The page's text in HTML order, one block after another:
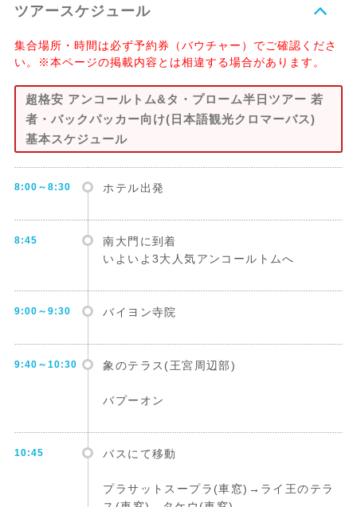
ツアースケジュール
集合場所・時間は必ず予約券（バウチャー）でご確認くださ
い。※本ページの掲載内容とは相違する場合があります。
超格安 アンコールトム&タ・プローム半日ツアー 若
者・バックパッカー向け(日本語観光クロマーバス)
基本スケジュール
8:00～8:30 ホテル出発
8:45
南大門に到着
いよいよ3大人気アンコールトムへ
9:00～9:30 バイヨン寺院
9:40～10:30 象のテラス(王宮周辺部)
バプーオン
10:45 バスにて移動
プラサットスープラ(車窓)→ライ王のテラ